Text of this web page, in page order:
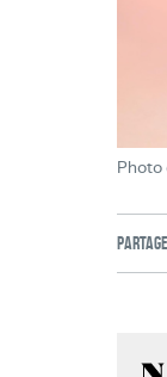
Photo